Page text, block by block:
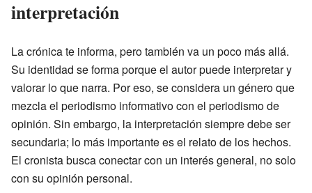
interpretación
La crónica te informa, pero también va un poco más allá.
Su identidad se forma porque el autor puede interpretar y
valorar lo que narra. Por eso, se considera un género que
mezcla el periodismo informativo con el periodismo de
opinión. Sin embargo, la interpretación siempre debe ser
secundaria; lo más importante es el relato de los hechos.
El cronista busca conectar con un interés general, no solo
con su opinión personal.